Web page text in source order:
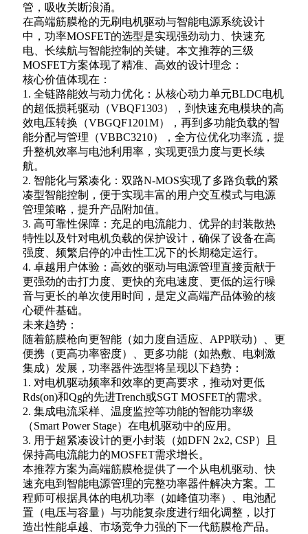
管，吸收关断浪涌。
在高端筋膜枪的无刷电机驱动与智能电源系统设计
中，功率MOSFET的选型是实现强劲动力、快速充
电、长续航与智能控制的关键。本文推荐的三级
MOSFET方案体现了精准、高效的设计理念：
核心价值体现在：
1. 全链路能效与动力优化：从核心动力单元BLDC电机
的超低损耗驱动（VBQF1303），到快速充电模块的高
效电压转换（VBGQF1201M），再到多功能负载的智
能分配与管理（VBBC3210），全方位优化功率流，提
升整机效率与电池利用率，实现更强力度与更长续
航。
2. 智能化与紧凑化：双路N-MOS实现了多路负载的紧
凑型智能控制，便于实现丰富的用户交互模式与电源
管理策略，提升产品附加值。
3. 高可靠性保障：充足的电流能力、优异的封装散热
特性以及针对电机负载的保护设计，确保了设备在高
强度、频繁启停的冲击性工况下的长期稳定运行。
4. 卓越用户体验：高效的驱动与电源管理直接贡献于
更强劲的击打力度、更快的充电速度、更低的运行噪
音与更长的单次使用时间，是定义高端产品体验的核
心硬件基础。
未来趋势：
随着筋膜枪向更智能（如力度自适应、APP联动）、更
便携（更高功率密度）、更多功能（如热敷、电刺激
集成）发展，功率器件选型将呈现以下趋势：
1. 对电机驱动频率和效率的更高要求，推动对更低
Rds(on)和Qg的先进Trench或SGT MOSFET的需求。
2. 集成电流采样、温度监控等功能的智能功率级
（Smart Power Stage）在电机驱动中的应用。
3. 用于超紧凑设计的更小封装（如DFN 2x2, CSP）且
保持高电流能力的MOSFET需求增长。
本推荐方案为高端筋膜枪提供了一个从电机驱动、快
速充电到智能电源管理的完整功率器件解决方案。工
程师可根据具体的电机功率（如峰值功率）、电池配
置（电压与容量）与功能复杂度进行细化调整，以打
造出性能卓越、市场竞争力强的下一代筋膜枪产品。